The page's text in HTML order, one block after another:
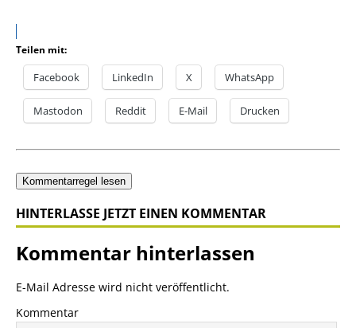
Teilen mit:
Facebook LinkedIn X WhatsApp
Mastodon Reddit E-Mail Drucken
Kommentarregel lesen
HINTERLASSE JETZT EINEN KOMMENTAR
Kommentar hinterlassen
E-Mail Adresse wird nicht veröffentlicht.
Kommentar